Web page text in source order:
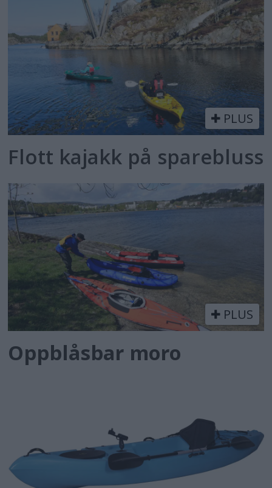
PLUS
Flott kajakk på sparebluss
PLUS
Oppblåsbar moro